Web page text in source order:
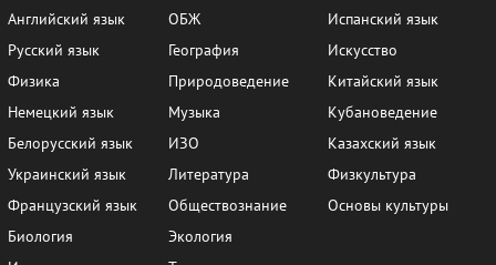
Английский язык
Русский язык
Физика
Немецкий язык
Белорусский язык
Украинский язык
Французский язык
Биология
ОБЖ
География
Природоведение
Музыка
ИЗО
Литература
Обществознание
Экология
Испанский язык
Искусство
Китайский язык
Кубановедение
Казахский язык
Физкультура
Основы культуры